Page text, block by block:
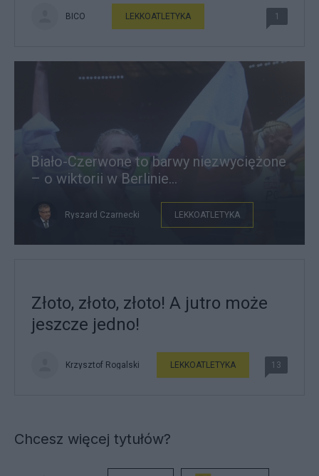
BICO LEKKOATLETYKA 1
Biało-Czerwone to barwy niezwyciężone
– o wiktorii w Berlinie...
Ryszard Czarnecki LEKKOATLETYKA
Złoto, złoto, złoto! A jutro może
jeszcze jedno!
Krzysztof Rogalski LEKKOATLETYKA 13
Chcesz więcej tytułów?